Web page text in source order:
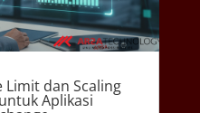
dan Scaling
Aplikasi